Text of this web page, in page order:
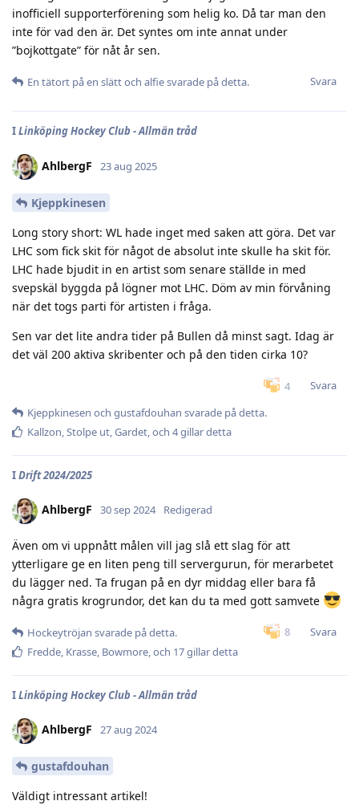
inofficiell supporterförening som helig ko. Då tar man den
inte för vad den är. Det syntes om inte annat under
”bojkottgate” för nåt år sen.
Svara
En tätort på en slättoch alfiesvarade på detta.
ILinköping Hockey Club - Allmän tråd
AhlbergF 23 aug 2025
Kjeppkinesen
Long story short: WL hade inget med saken att göra. Det var
LHC som fick skit för något de absolut inte skulle ha skit för.
LHC hade bjudit in en artist som senare ställde in med
svepskäl byggda på lögner mot LHC. Döm av min förvåning
när det togs parti för artisten i fråga.
Sen var det lite andra tider på Bullen då minst sagt. Idag är
det väl 200 aktiva skribenter och på den tiden cirka 10?
4
Svara
Kjeppkinesen och gustafdouhan svarade på detta.
Kallzon Stolpe ut Gardet , och 4gillar detta
IDrift 2024/2025
AhlbergF 30 sep 2024 Redigerad
Även om vi uppnått målen vill jag slå ett slag för att
ytterligare ge en liten peng till servergurun, för merarbetet
du lägger ned. Ta frugan på en dyr middag eller bara få
några gratis krogrundor, det kan du ta med gott samvete
8 Svara
Hockeytröjan svarade på detta.
Fredde Krasse Bowmore , och 17gillar detta
ILinköping Hockey Club - Allmän tråd
AhlbergF 27 aug 2024
gustafdouhan
Väldigt intressant artikel!